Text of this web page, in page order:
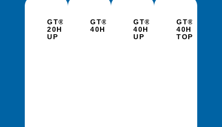
GT®
20H
UP
GT®
40H
GT®
40H
UP
GT®
40H
TOP